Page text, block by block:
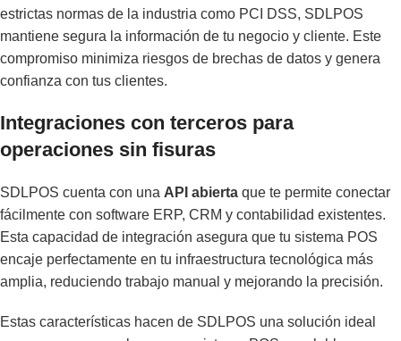
estrictas normas de la industria como PCI DSS, SDLPOS
mantiene segura la información de tu negocio y cliente. Este
compromiso minimiza riesgos de brechas de datos y genera
confianza con tus clientes.
Integraciones con terceros para
operaciones sin fisuras
SDLPOS cuenta con una API abierta que te permite conectar
fácilmente con software ERP, CRM y contabilidad existentes.
Esta capacidad de integración asegura que tu sistema POS
encaje perfectamente en tu infraestructura tecnológica más
amplia, reduciendo trabajo manual y mejorando la precisión.
Estas características hacen de SDLPOS una solución ideal